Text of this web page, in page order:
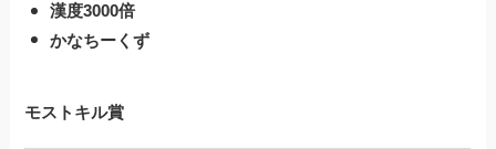
漢度3000倍
かなちーくず
モストキル賞